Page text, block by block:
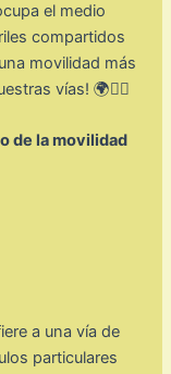
el medio
compartidos
movilidad más
vías! 🌍🚴‍♀️
de la movilidad
a una vía de
particulares